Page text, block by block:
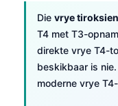
Die vrye
T4 met T3-
direkte vrye T4-
beskikbaar is
moderne vrye
Ελληνικά
Türkçe
Română